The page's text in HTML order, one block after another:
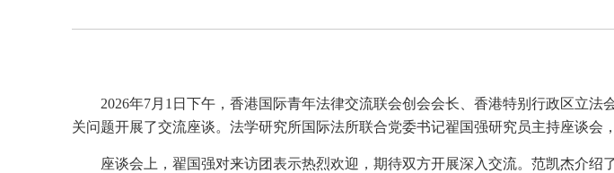
2026年7月1日下午，香港国际青年法律交流联会创会会长、香港特别行政区立
关问题开展了交流座谈。法学研究所国际法所联合党委书记翟国强研究员主持座谈会
座谈会上，翟国强对来访团表示热烈欢迎，期待双方开展深入交流。范凯杰介